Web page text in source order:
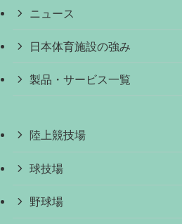
ニュース
日本体育施設の強み
製品・サービス一覧
陸上競技場
球技場
野球場